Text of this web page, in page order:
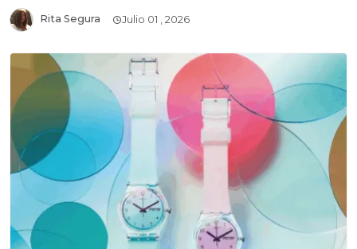
Rita Segura Julio 01 , 2026